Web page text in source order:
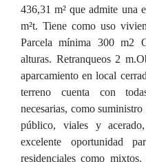
436,31 m² que admite una
m²t. Tiene como uso
Parcela mínima 300 m2
alturas. Retranqueos 2
aparcamiento en local
terreno cuenta con
necesarias, como
público, viales y
excelente oportunidad
residenciales como